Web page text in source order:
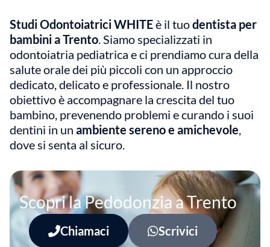
Studi Odontoiatrici WHITEè il tuodentista per
bambini a Trento . Siamo specializzati in
odontoiatria pediatrica e ci prendiamo cura della
salute orale dei più piccoli con un approccio
dedicato, delicato e professionale. Il nostro
obiettivo è accompagnare la crescita del tuo
bambino, prevenendo problemi e curando i suoi
dentini in un ambiente sereno e amichevole
dove si senta al sicuro.
Scopri la Pedodonzia a Trento
Chiamaci Scrivici